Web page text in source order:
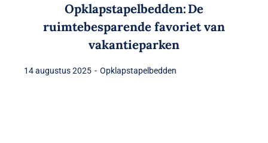
Opklapstapelbedden: De
ruimtebesparende favoriet van
vakantieparken
14 augustus 2025 - Opklapstapelbedden